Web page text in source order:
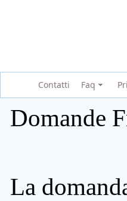
Contatti Faq
Domande
La